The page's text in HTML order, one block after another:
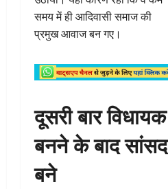
समय में ही आदिवासी समाज की
प्रमुख आवाज बन गए।
दूसरी बार विधायक
बनने के बाद सांसद
बने